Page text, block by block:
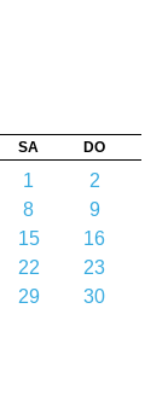
SA DO
1
2
8
9
15
16
22
23
29 30